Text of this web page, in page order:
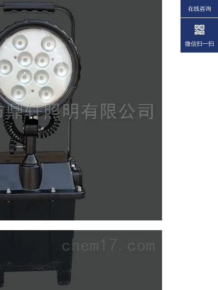
在线咨询
微信扫一扫